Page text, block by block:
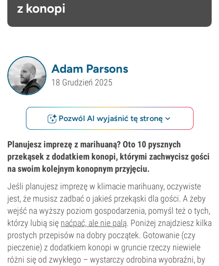
z konopi
Adam Parsons
18 Grudzień 2025
Pozwól AI wyjaśnić tę stronę
Planujesz imprezę z marihuaną? Oto 10 pysznych
przekąsek z dodatkiem konopi, którymi zachwycisz gości
na swoim kolejnym konopnym przyjęciu.
Jeśli planujesz imprezę w klimacie marihuany, oczywiste
jest, że musisz zadbać o jakieś przekąski dla gości. A żeby
wejść na wyższy poziom gospodarzenia, pomyśl też o tych,
którzy lubią się naćpać, ale nie palą. Poniżej znajdziesz kilka
prostych przepisów na dobry początek. Gotowanie (czy
pieczenie) z dodatkiem konopi w gruncie rzeczy niewiele
różni się od zwykłego – wystarczy odrobina wyobraźni, by